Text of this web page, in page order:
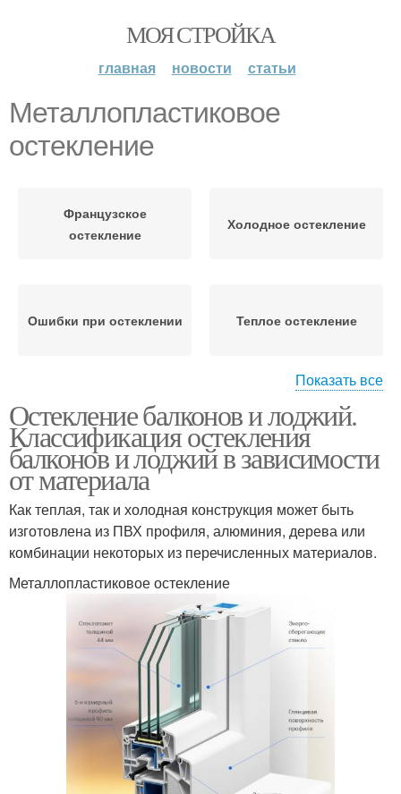
МОЯ СТРОЙКА
главная новости статьи
Металлопластиковое
остекление
Французское
остекление
Холодное остекление
Ошибки при остеклении Теплое остекление
Безрамное остекление Распашное остекление
Показать все
Остекление балконов и лоджий.
Классификация остекления
балконов и лоджий в зависимости
от материала
Как теплая, так и холодная конструкция может быть
изготовлена из ПВХ профиля, алюминия, дерева или
комбинации некоторых из перечисленных материалов.
Металлопластиковое остекление